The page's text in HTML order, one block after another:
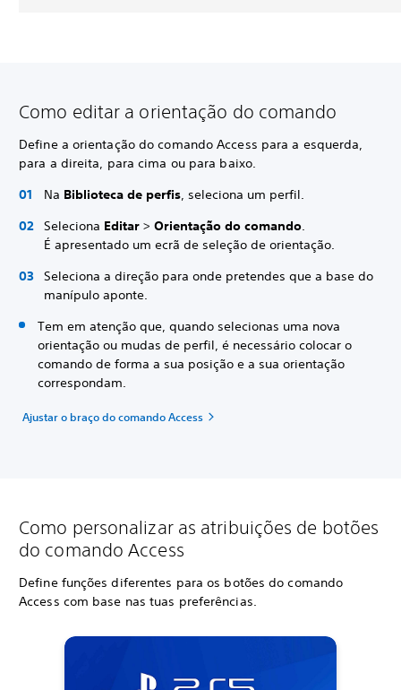
Como editar a orientação do comando
Define a orientação do comando Access para a esquerda,
para a direita, para cima ou para baixo.
Na Biblioteca de perfis, seleciona um perfil.
Seleciona Editar > Orientação do comando.
É apresentado um ecrã de seleção de orientação.
Seleciona a direção para onde pretendes que a base do
manípulo aponte.
Tem em atenção que, quando selecionas uma nova
orientação ou mudas de perfil, é necessário colocar o
comando de forma a sua posição e a sua orientação
correspondam.
Ajustar o braço do comando Access
Como personalizar as atribuições de botões
do comando Access
Define funções diferentes para os botões do comando
Access com base nas tuas preferências.